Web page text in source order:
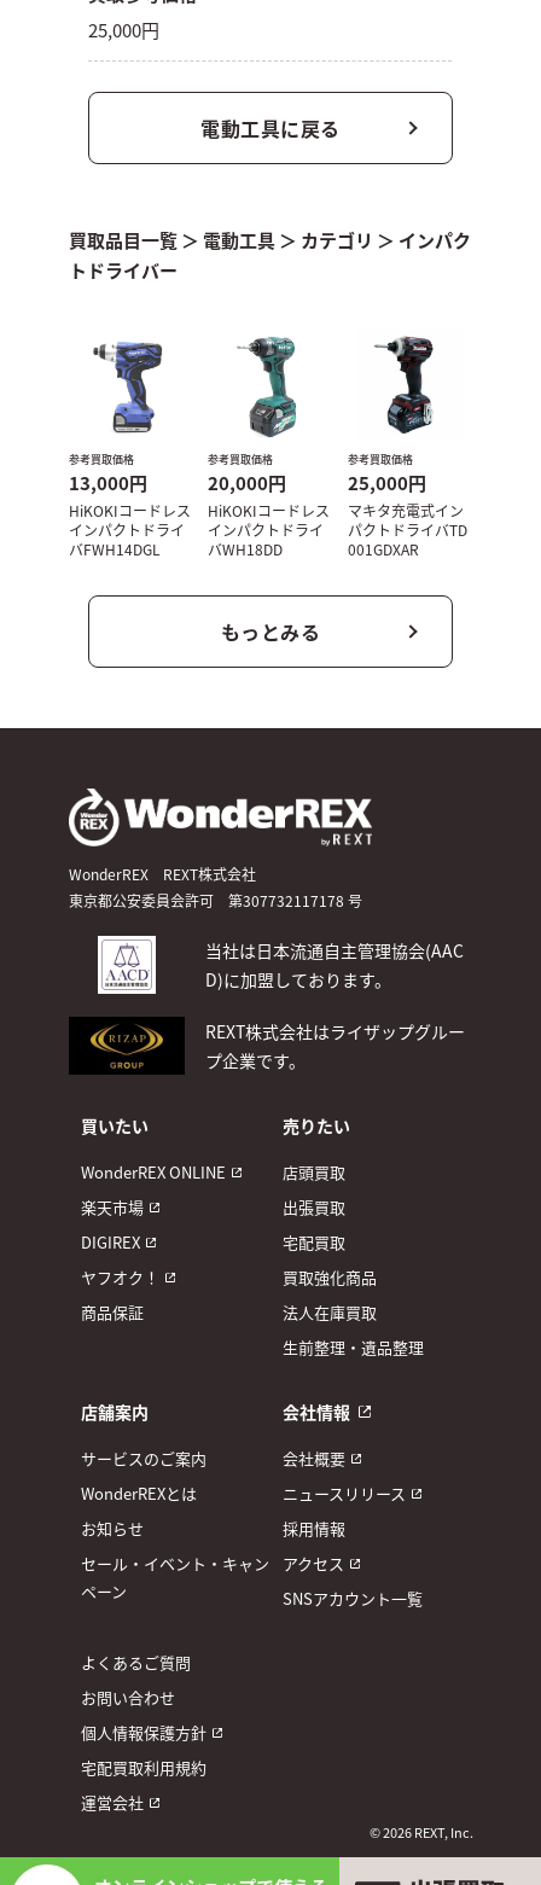
25,000円
電動工具に戻る
買取品目一覧＞ 電動工具＞ カテゴリ ＞ インパク
トドライバー
参考買取価格
13,000円
HiKOKIコードレス
インパクトドライ
バFWH14DGL
参考買取価格
20,000円
HiKOKIコードレス
インパクトドライ
バWH18DD
参考買取価格
25,000円
マキタ充電式イン
パクトドライバTD
001GDXAR
もっとみる
WonderREX REXT株式会社
東京都公安委員会許可 第307732117178 号
当社は日本流通自主管理協会(AAC
D)に加盟しております。
REXT株式会社はライザップグルー
プ企業です。
買いたい
WonderREX ONLINE
楽天市場
DIGIREX
ヤフオク！
商品保証
売りたい
店頭買取
出張買取
宅配買取
買取強化商品
法人在庫買取
生前整理・遺品整理
店舗案内
サービスのご案内
WonderREXとは
お知らせ
セール・イベント・キャン
ペーン
会社情報
会社概要
ニュースリリース
採用情報
アクセス
SNSアカウント一覧
よくあるご質問
お問い合わせ
個人情報保護方針
宅配買取利用規約
運営会社
© 2026 REXT, Inc.